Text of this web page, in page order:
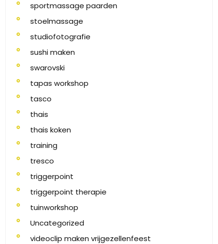
sportmassage paarden
stoelmassage
studiofotografie
sushi maken
swarovski
tapas workshop
tasco
thais
thais koken
training
tresco
triggerpoint
triggerpoint therapie
tuinworkshop
Uncategorized
videoclip maken vrijgezellenfeest